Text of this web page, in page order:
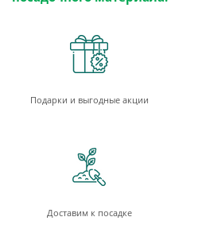
Подарки и выгодные акции
Доставим к посадке